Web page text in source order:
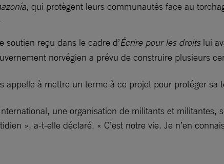
, qui protègent leurs communautés face au
soutien reçu dans le cadre d’Écrire pour les droitslui
norvégien a prévu de construire plusieurs
appelle à mettre un terme à ce projet pour protéger
une organisation de militants et
», a-t-elle déclaré. « C’est notre vie. Je n’en